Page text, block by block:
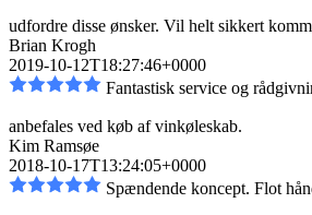
udfordre disse ønsker. Vil helt sikkert
Brian Krogh
2019-10-12T18:27:46+0000
Fantastisk service og
anbefales ved køb af vinkøleskab.
Kim Ramsøe
2018-10-17T13:24:05+0000
Spændende koncept. Flot